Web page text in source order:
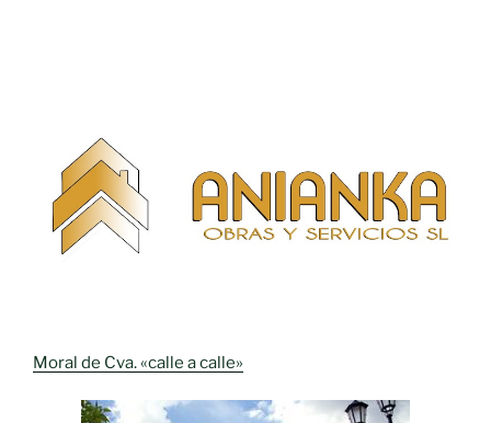
Moral de Cva. «calle a calle»